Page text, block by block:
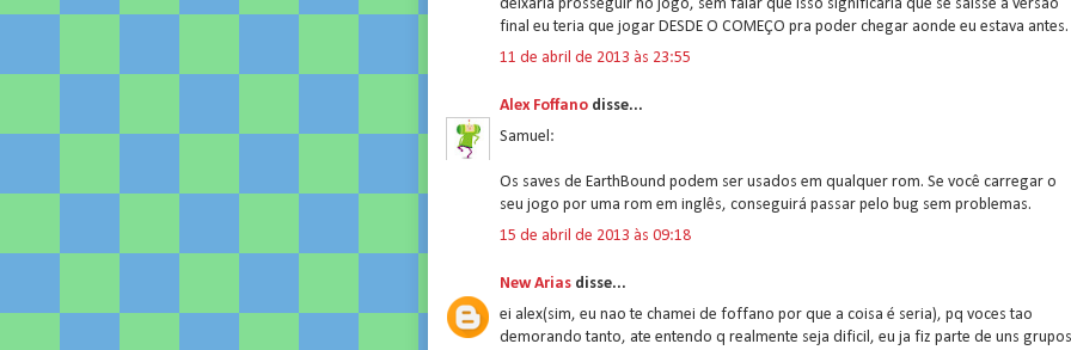
deixaria prosseguir no jogo, sem falar que isso significaria que se saísse a versão
final eu teria que jogar DESDE O COMEÇO pra poder chegar aonde eu estava antes.
11 de abril de 2013 às 23:55
Alex Foffano disse...
Samuel:
Os saves de EarthBound podem ser usados em qualquer rom. Se você carregar o
seu jogo por uma rom em inglês, conseguirá passar pelo bug sem problemas.
15 de abril de 2013 às 09:18
New Arias disse...
ei alex(sim, eu nao te chamei de foffano por que a coisa é seria), pq voces tao
demorando tanto, ate entendo q realmente seja dificil, eu ja fiz parte de uns grupos